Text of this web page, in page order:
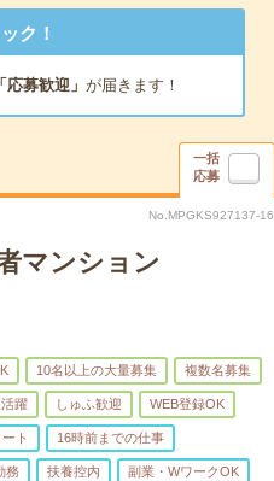
ク！
応募歓迎」 が届きます！
一括
応募
No.MPGKS927137-16
マンション
10名以上の大量募集 複数名募集
躍 しゅふ歓迎 WEB登録OK
ト 16時前までの仕事
務 扶養控内 副業・WワークOK